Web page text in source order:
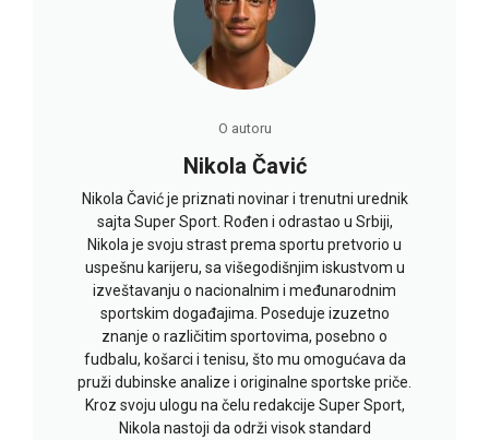
O autoru
Nikola Čavić
Nikola Čavić je priznati novinar i trenutni urednik
sajta Super Sport. Rođen i odrastao u Srbiji,
Nikola je svoju strast prema sportu pretvorio u
uspešnu karijeru, sa višegodišnjim iskustvom u
izveštavanju o nacionalnim i međunarodnim
sportskim događajima. Poseduje izuzetno
znanje o različitim sportovima, posebno o
fudbalu, košarci i tenisu, što mu omogućava da
pruži dubinske analize i originalne sportske priče.
Kroz svoju ulogu na čelu redakcije Super Sport,
Nikola nastoji da održi visok standard